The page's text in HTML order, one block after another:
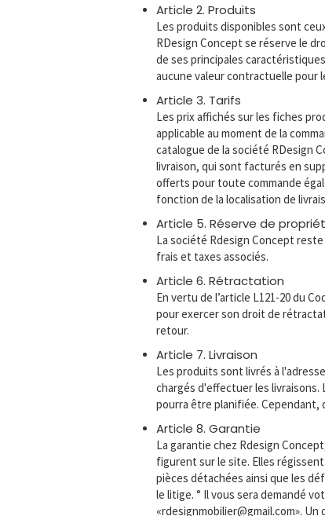
Article 2. Produits
Les produits disponibles sont
RDesign Concept se réserve le
de ses principales
aucune valeur contractuelle pour
Article 3. Tarifs
Les prix affichés sur les fiches
applicable au moment de la
catalogue de la société RDesign
livraison, qui sont facturés en
offerts pour toute commande
fonction de la localisation de
Article 5. Réserve de
La société Rdesign Concept
frais et taxes associés.
Article 6. Rétractation
En vertu de l’article L121-20 du
pour exercer son droit de
retour.
Article 7. Livraison
Les produits sont livrés à
chargés d'effectuer les livraisons.
pourra être planifiée.
Article 8. Garantie
La garantie chez Rdesign
figurent sur le site. Elles
pièces détachées ainsi que les
le litige. ° Il vous sera demandé
«rdesignmobilier@gmail.com».